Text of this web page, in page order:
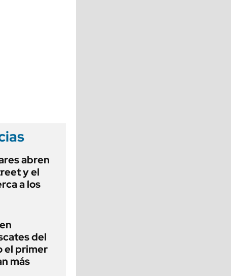
abren
y el
a los
del
el primer
más